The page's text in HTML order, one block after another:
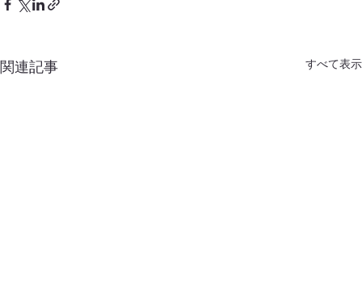
関連記事 すべて表示